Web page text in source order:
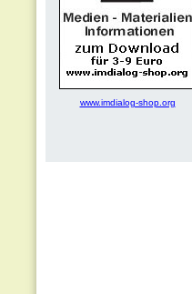
www.imdialog-shop.org